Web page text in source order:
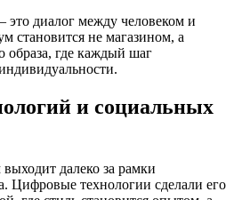
это диалог между человеком и
становится не магазином, а
образа, где каждый шаг
и социальных
далеко за рамки
Цифровые технологии сделали его